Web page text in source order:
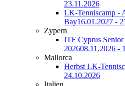
23.11.2026
LK-Tenniscamp -
Bay16.01.2027 -
Zypern
ITF Cyprus
202608.11.2026 -
Mallorca
Herbst LK-
24.10.2026
Italien